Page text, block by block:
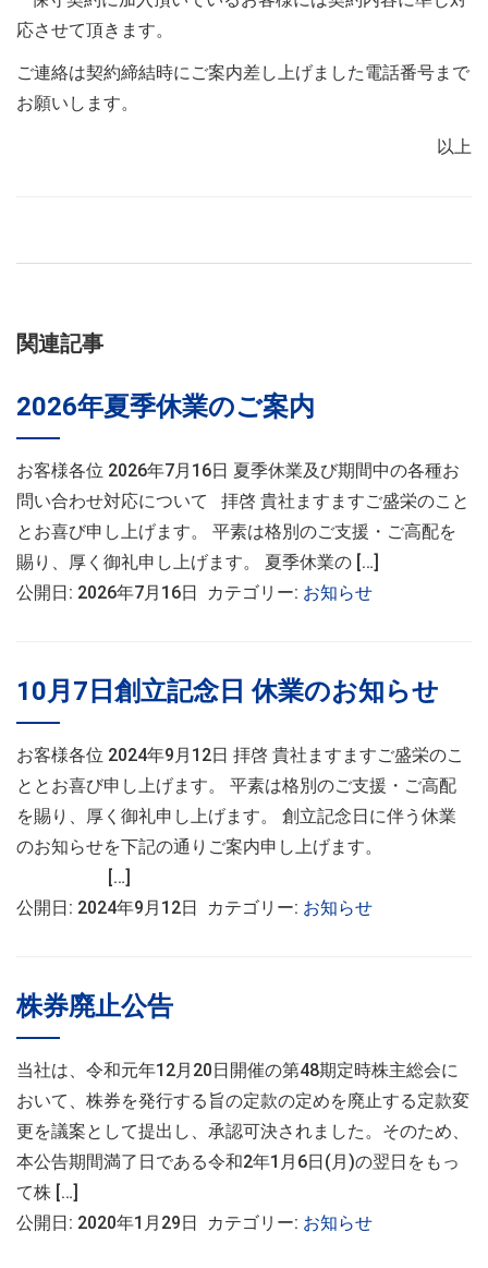
応させて頂きます。
ご連絡は契約締結時にご案内差し上げました電話番号まで
お願いします。
以上
関連記事
2026年夏季休業のご案内
お客様各位 2026年7月16日 夏季休業及び期間中の各種お
問い合わせ対応について 拝啓 貴社ますますご盛栄のこと
とお喜び申し上げます。 平素は格別のご支援・ご高配を
賜り、厚く御礼申し上げます。 夏季休業の […]
公開日: 2026年7月16日 カテゴリー: お知らせ
10月7日創立記念日 休業のお知らせ
お客様各位 2024年9月12日 拝啓 貴社ますますご盛栄のこ
ととお喜び申し上げます。 平素は格別のご支援・ご高配
を賜り、厚く御礼申し上げます。 創立記念日に伴う休業
のお知らせを下記の通りご案内申し上げます。
[…]
公開日: 2024年9月12日 カテゴリー: お知らせ
株券廃止公告
当社は、令和元年12月20日開催の第48期定時株主総会に
おいて、株券を発行する旨の定款の定めを廃止する定款変
更を議案として提出し、承認可決されました。そのため、
本公告期間満了日である令和2年1月6日(月)の翌日をもっ
て株 […]
公開日: 2020年1月29日 カテゴリー: お知らせ